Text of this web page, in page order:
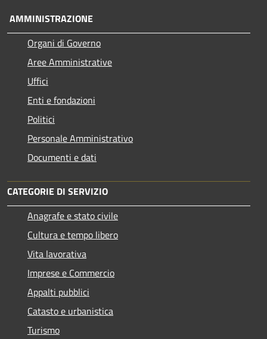
AMMINISTRAZIONE
Organi di Governo
Aree Amministrative
Uffici
Enti e fondazioni
Politici
Personale Amministrativo
Documenti e dati
CATEGORIE DI SERVIZIO
Anagrafe e stato civile
Cultura e tempo libero
Vita lavorativa
Imprese e Commercio
Appalti pubblici
Catasto e urbanistica
Turismo